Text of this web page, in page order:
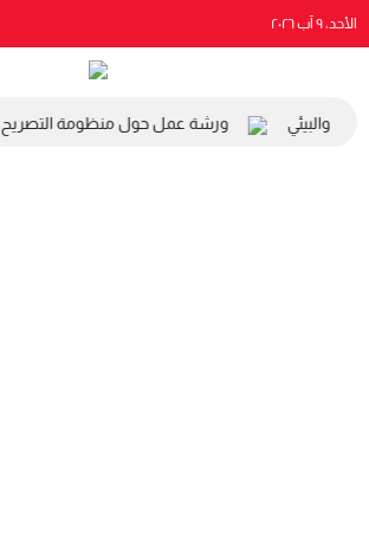
الأحد، ٩ آب ٢٠٢٦
والبيئي ورشة عمل حول منظومة التصريح